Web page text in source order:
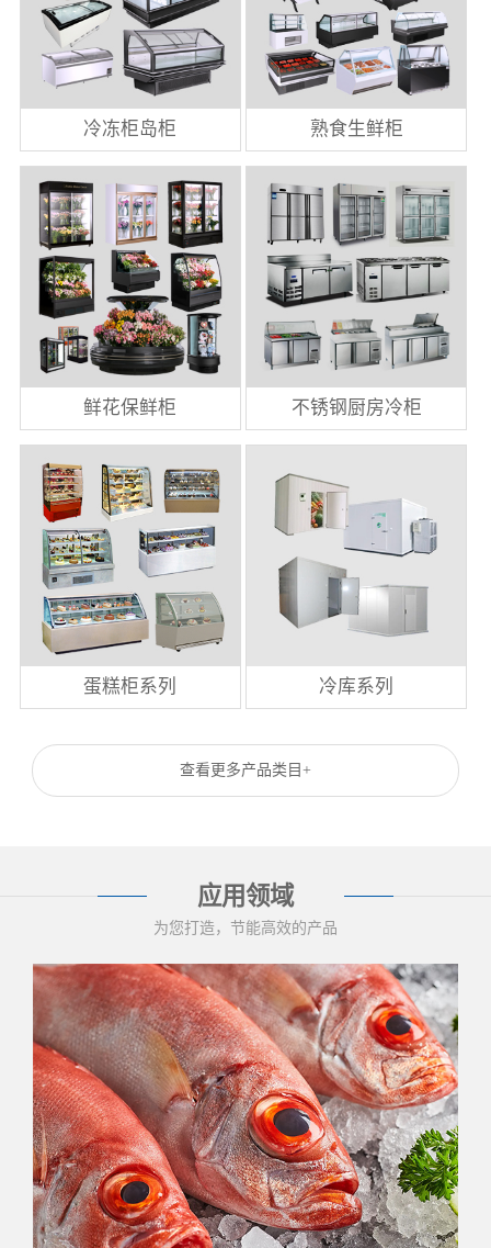
冷冻柜岛柜 熟食生鲜柜
鲜花保鲜柜 不锈钢厨房冷柜
蛋糕柜系列 冷库系列
查看更多产品类目+
应用领域
为您打造，节能高效的产品